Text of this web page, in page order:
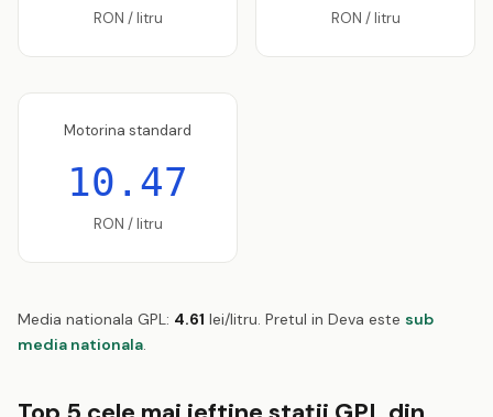
RON / litru RON / litru
Motorina standard
10.47
RON / litru
Media nationala GPL: 4.61 lei/litru. Pretul in Deva este sub
media nationala.